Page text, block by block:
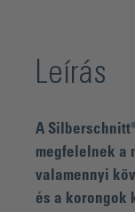
Leírás
A
megfelelnek a
valamennyi
és a korongok